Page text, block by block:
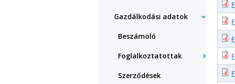
Gazdálkodási adatok
Beszámoló
Foglalkoztatottak
Szerződések